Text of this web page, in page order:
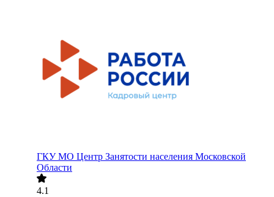
ГКУ МО Центр Занятости населения Московской
Области
4.1